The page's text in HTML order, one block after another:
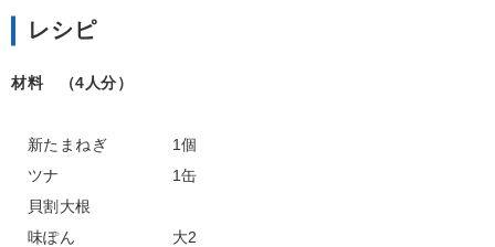
レシピ
材料 （4人分）
新たまねぎ 1個
ツナ 1缶
貝割大根
味ぽん 大2